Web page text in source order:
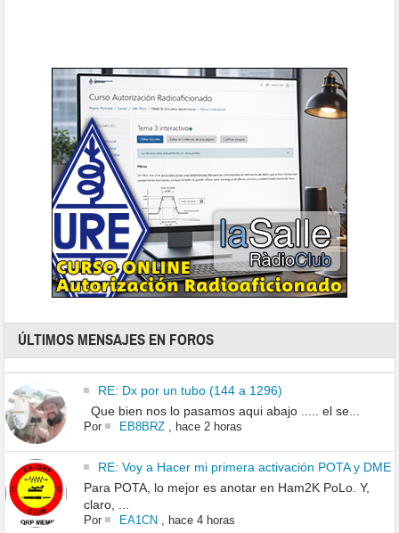
ÚLTIMOS MENSAJES EN FOROS
RE: Dx por un tubo (144 a 1296)
Que bien nos lo pasamos aqui abajo ..... el se...
Por EB8BRZ, hace 2 horas
RE: Voy a Hacer mi primera activación POTA y DME
Para POTA, lo mejor es anotar en Ham2K PoLo. Y,
claro, ...
Por EA1CN, hace 4 horas